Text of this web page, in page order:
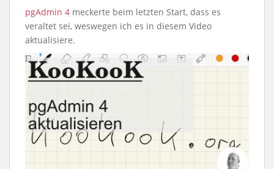
pgAdmin 4 meckerte beim letzten Start, dass es
veraltet sei, weswegen ich es in diesem Video
aktualisiere.